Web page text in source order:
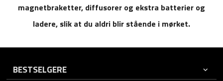
magnetbraketter, diffusorer og ekstra batterier og
ladere, slik at du aldri blir stående i mørket.
BESTSELGERE